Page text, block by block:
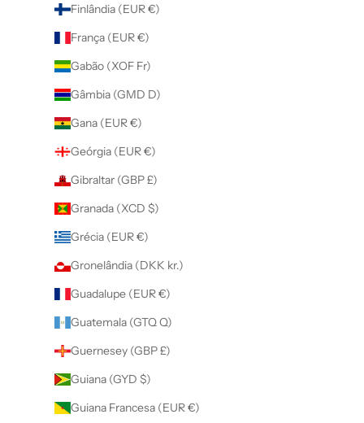
Finlândia (EUR €)
França (EUR €)
Gabão (XOF Fr)
Gâmbia (GMD D)
Gana (EUR €)
Geórgia (EUR €)
Gibraltar (GBP £)
Granada (XCD $)
Grécia (EUR €)
Gronelândia (DKK kr.)
Guadalupe (EUR €)
Guatemala (GTQ Q)
Guernesey (GBP £)
Guiana (GYD $)
Guiana Francesa (EUR €)